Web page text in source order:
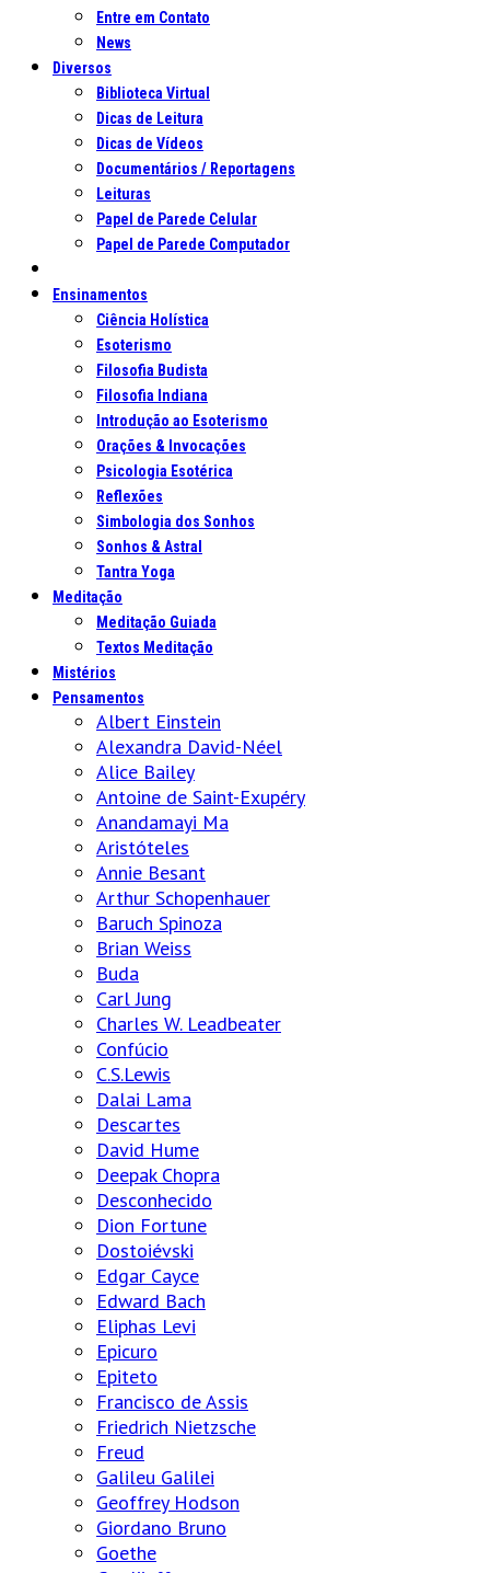
Entre em Contato
News
Diversos
Biblioteca Virtual
Dicas de Leitura
Dicas de Vídeos
Documentários / Reportagens
Leituras
Papel de Parede Celular
Papel de Parede Computador
Ensinamentos
Ciência Holística
Esoterismo
Filosofia Budista
Filosofia Indiana
Introdução ao Esoterismo
Orações & Invocações
Psicologia Esotérica
Reflexões
Simbologia dos Sonhos
Sonhos & Astral
Tantra Yoga
Meditação
Meditação Guiada
Textos Meditação
Mistérios
Pensamentos
Albert Einstein
Alexandra David-Néel
Alice Bailey
Antoine de Saint-Exupéry
Anandamayi Ma
Aristóteles
Annie Besant
Arthur Schopenhauer
Baruch Spinoza
Brian Weiss
Buda
Carl Jung
Charles W. Leadbeater
Confúcio
C.S.Lewis
Dalai Lama
Descartes
David Hume
Deepak Chopra
Desconhecido
Dion Fortune
Dostoiévski
Edgar Cayce
Edward Bach
Eliphas Levi
Epicuro
Epiteto
Francisco de Assis
Friedrich Nietzsche
Freud
Galileu Galilei
Geoffrey Hodson
Giordano Bruno
Goethe